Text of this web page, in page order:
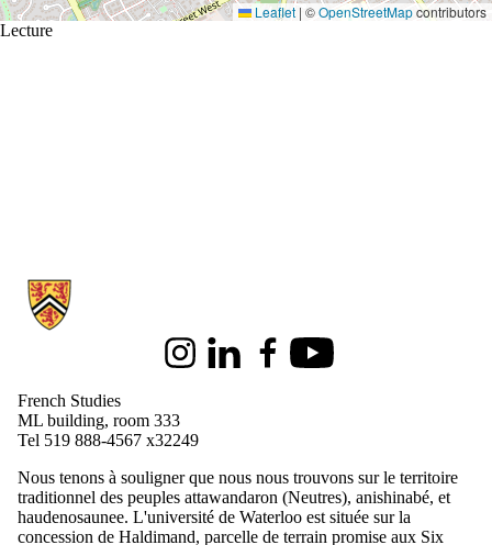
Leaflet | ©OpenStreetMapcontributors
Lecture
Information about French Studies
InstagramLinkedInFacebookYoutube
French Studies
ML building, room 333
Tel 519 888-4567 x32249
Nous tenons à souligner que nous nous trouvons sur le territoire
traditionnel des peuples attawandaron (Neutres), anishinabé, et
haudenosaunee. L'université de Waterloo est située sur la
concession de Haldimand, parcelle de terrain promise aux Six